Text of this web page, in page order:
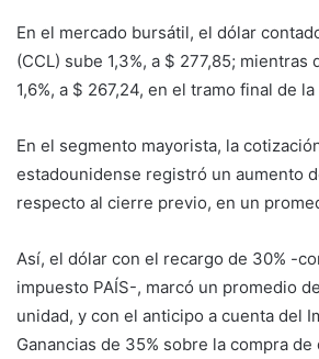
En el mercado bursátil, el dólar
(CCL) sube 1,3%, a $ 277,85; mientras
1,6%, a $ 267,24, en el tramo final de
En el segmento mayorista, la
estadounidense registró un aumento
respecto al cierre previo, en un
Así, el dólar con el recargo de 30% -
impuesto PAÍS-, marcó un promedio
unidad, y con el anticipo a cuenta del
Ganancias de 35% sobre la compra de